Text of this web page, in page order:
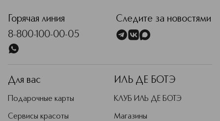
Горячая линия
8-800-100-00-05
Следите за новостями
Для вас
Подарочные карты
Сервисы красоты
ИЛЬ ДЕ БОТЭ
КЛУБ ИЛЬ ДЕ БОТЭ
Магазины